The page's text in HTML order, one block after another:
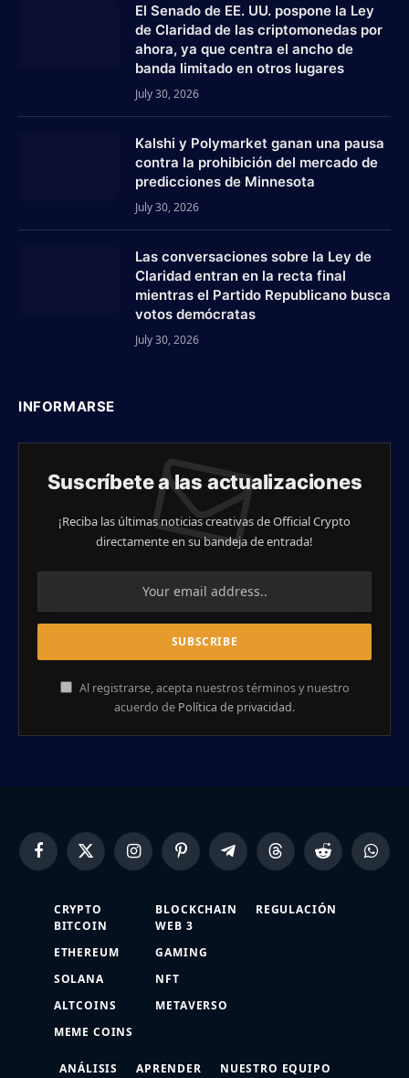
El Senado de EE. UU. pospone la Ley
de Claridad de las criptomonedas por
ahora, ya que centra el ancho de
banda limitado en otros lugares
July 30, 2026
Kalshi y Polymarket ganan una pausa
contra la prohibición del mercado de
predicciones de Minnesota
July 30, 2026
Las conversaciones sobre la Ley de
Claridad entran en la recta final
mientras el Partido Republicano busca
votos demócratas
July 30, 2026
INFORMARSE
Suscríbete a las actualizaciones
¡Reciba las últimas noticias creativas de Official Crypto
directamente en su bandeja de entrada!
Al registrarse, acepta nuestros términos y nuestro
acuerdo de Política de privacidad.
FacebookX
(Twitter)
InstagramPinterestTelegramThreads Reddit
CRYPTO
BITCOIN
ETHEREUM
SOLANA
ALTCOINS
MEME COINS
BLOCKCHAIN
WEB 3
GAMING
NFT
METAVERSO
REGULACIÓN
ANÁLISIS APRENDER NUESTRO EQUIPO